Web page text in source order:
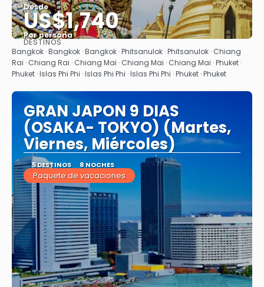
Desde
US$1,740
Por persona
Ver
DESTINOS
Bangkok · Bangkok · Bangkok · Phitsanulok · Phitsanulok · Chiang
Rai · Chiang Rai · Chiang Mai · Chiang Mai · Chiang Mai · Phuket ·
Phuket · Islas Phi Phi · Islas Phi Phi · Islas Phi Phi · Phuket · Phuket
GRAN JAPON 9 DIAS
(OSAKA- TOKYO) (Martes,
Viernes, Miércoles)
5 DESTINOS 8 NOCHES
Paquete de vacaciones